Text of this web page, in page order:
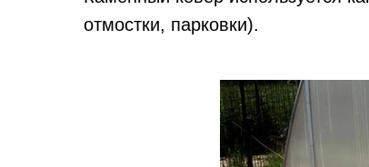
отмостки, парковки).